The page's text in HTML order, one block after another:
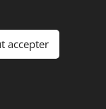
accepter